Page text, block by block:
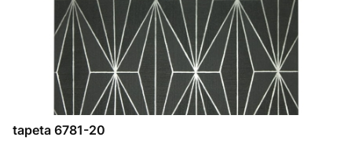
tapeta 6781-20